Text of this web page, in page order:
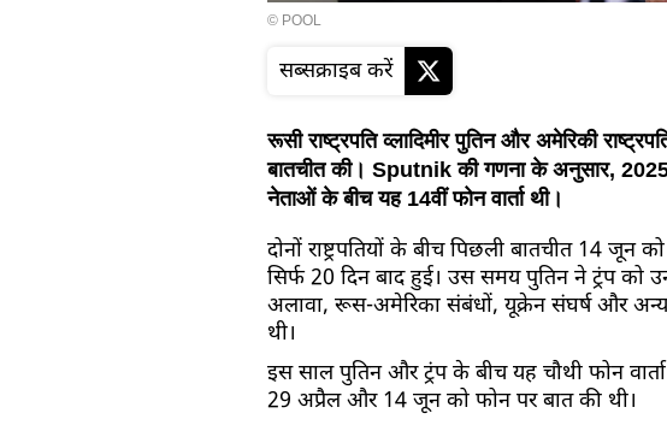
© POOL
सब्सक्राइब करें
रूसी राष्ट्रपति व्लादिमीर पुतिन और अमेरिकी
बातचीत की। Sputnik की गणना के अनुसार, 2025
नेताओं के बीच यह 14वीं फोन वार्ता थी।
दोनों राष्ट्रपतियों के बीच पिछली बातचीत 14 जून
सिर्फ 20 दिन बाद हुई। उस समय पुतिन ने ट्रंप को
अलावा, रूस-अमेरिका संबंधों, यूक्रेन संघर्ष और अन्य
थी।
इस साल पुतिन और ट्रंप के बीच यह चौथी फोन
29 अप्रैल और 14 जून को फोन पर बात की थी।